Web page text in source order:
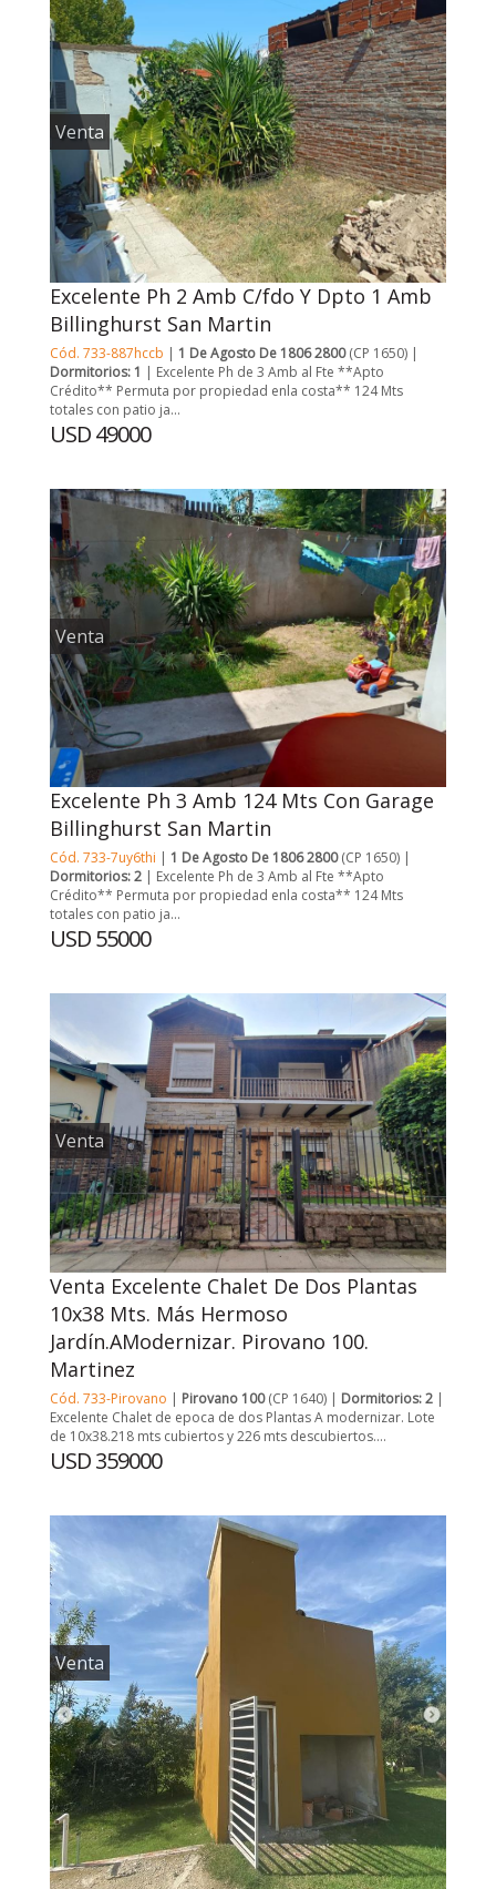
Venta
Excelente Ph 2 Amb C/fdo Y Dpto 1 Amb
Billinghurst San Martin
Cód. 733-887hccb | 1 De Agosto De 1806 2800(CP 1650) |
Dormitorios: 1 | Excelente Ph de 3 Amb al Fte **Apto
Crédito** Permuta por propiedad enla costa** 124 Mts
totales con patio ja...
USD 49000
Venta
Excelente Ph 3 Amb 124 Mts Con Garage
Billinghurst San Martin
Cód. 733-7uy6thi | 1 De Agosto De 1806 2800(CP 1650) |
Dormitorios: 2 | Excelente Ph de 3 Amb al Fte **Apto
Crédito** Permuta por propiedad enla costa** 124 Mts
totales con patio ja...
USD 55000
Venta
Venta Excelente Chalet De Dos Plantas
10x38 Mts. Más Hermoso
Jardín.AModernizar. Pirovano 100.
Martinez
Cód. 733-Pirovano | Pirovano 100(CP 1640) | Dormitorios: 2 |
Excelente Chalet de epoca de dos Plantas A modernizar. Lote
de 10x38.218 mts cubiertos y 226 mts descubiertos....
USD 359000
Venta